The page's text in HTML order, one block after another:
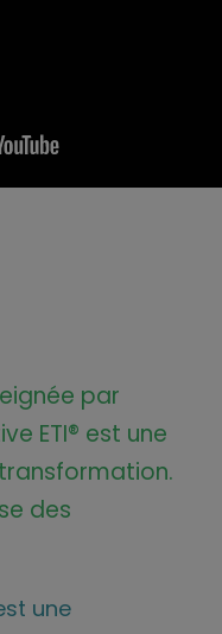
par
ETI® est une
des
une